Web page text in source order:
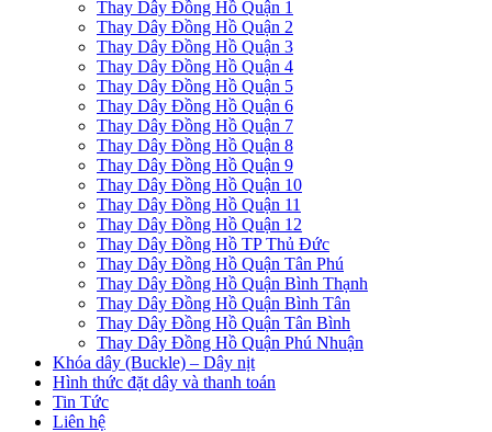
Thay Dây Đồng Hồ Quận 1
Thay Dây Đồng Hồ Quận 2
Thay Dây Đồng Hồ Quận 3
Thay Dây Đồng Hồ Quận 4
Thay Dây Đồng Hồ Quận 5
Thay Dây Đồng Hồ Quận 6
Thay Dây Đồng Hồ Quận 7
Thay Dây Đồng Hồ Quận 8
Thay Dây Đồng Hồ Quận 9
Thay Dây Đồng Hồ Quận 10
Thay Dây Đồng Hồ Quận 11
Thay Dây Đồng Hồ Quận 12
Thay Dây Đồng Hồ TP Thủ Đức
Thay Dây Đồng Hồ Quận Tân Phú
Thay Dây Đồng Hồ Quận Bình Thạnh
Thay Dây Đồng Hồ Quận Bình Tân
Thay Dây Đồng Hồ Quận Tân Bình
Thay Dây Đồng Hồ Quận Phú Nhuận
Khóa dây (Buckle) – Dây nịt
Hình thức đặt dây và thanh toán
Tin Tức
Liên hệ